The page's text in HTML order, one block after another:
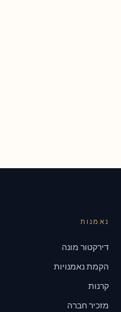
נאמנות
דירקטור מונה
הקמת נאמנויות
קרנות
מזכיר חברה